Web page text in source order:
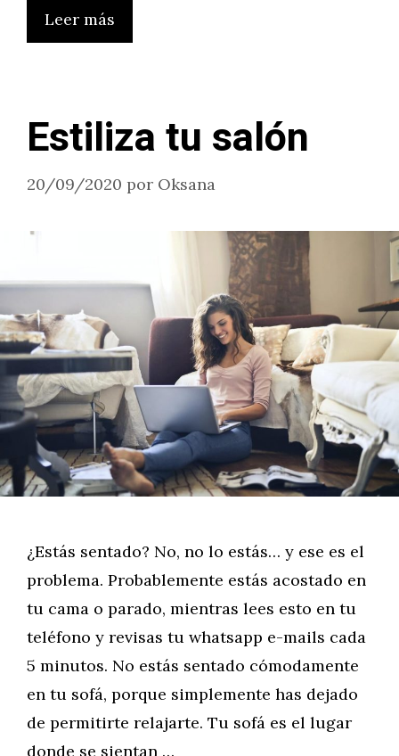
Leer más
Estiliza tu salón
20/09/2020 por Oksana
¿Estás sentado? No, no lo estás… y ese es el
problema. Probablemente estás acostado en
tu cama o parado, mientras lees esto en tu
teléfono y revisas tu whatsapp e-mails cada
5 minutos. No estás sentado cómodamente
en tu sofá, porque simplemente has dejado
de permitirte relajarte. Tu sofá es el lugar
donde se sientan …